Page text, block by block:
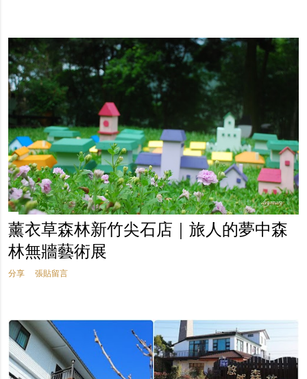
薰衣草森林新竹尖石店｜旅人的夢中森
林無牆藝術展
分享 張貼留言